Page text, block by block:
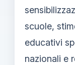
scuole,
educativi
nazionali e